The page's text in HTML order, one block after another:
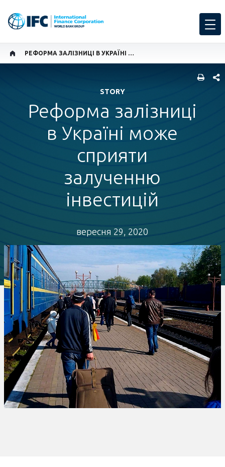
РЕФОРМА ЗАЛІЗНИЦІ В УКРАЇНІ МОЖЕ СПРИЯТИ ЗАЛУЧЕННЮ ІНВЕСТИЦІЙ
STORY
Реформа залізниці
в Україні може
сприяти
залученню
інвестицій
вересня 29, 2020